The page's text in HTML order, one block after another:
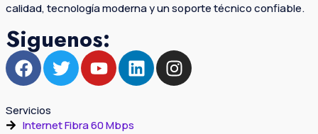
calidad, tecnología moderna y un soporte técnico confiable.
Siguenos:
Servicios
Internet Fibra 60 Mbps